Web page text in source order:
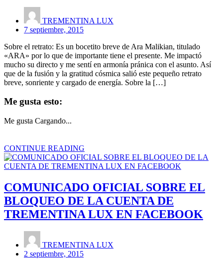
TREMENTINA LUX
7 septiembre, 2015
Sobre el retrato: Es un bocetito breve de Ara Malikian, titulado
«ARA» por lo que de importante tiene el presente. Me impactó
mucho su directo y me sentí en armonía pránica con el asunto. Así
que de la fusión y la gratitud cósmica salió este pequeño retrato
breve, sonriente y cargado de energía. Sobre la […]
Me gusta esto:
Me gusta Cargando...
CONTINUE READING
COMUNICADO OFICIAL SOBRE EL
BLOQUEO DE LA CUENTA DE
TREMENTINA LUX EN FACEBOOK
TREMENTINA LUX
2 septiembre, 2015